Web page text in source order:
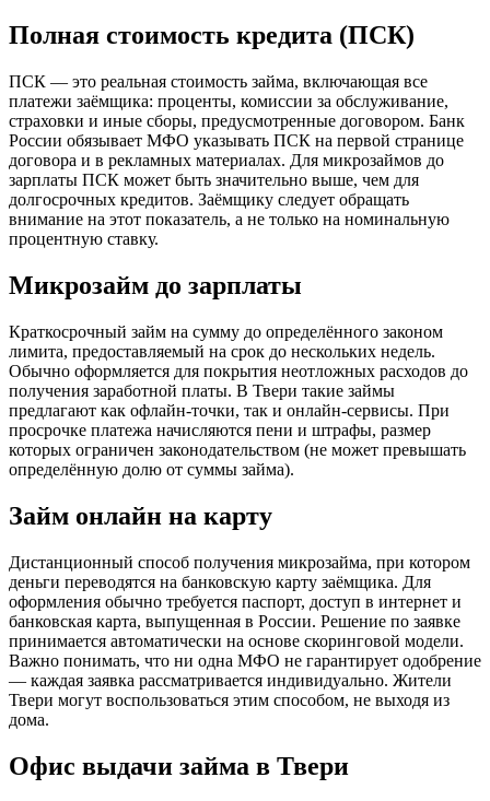
Полная стоимость кредита (ПСК)
ПСК — это реальная стоимость займа, включающая все
платежи заёмщика: проценты, комиссии за обслуживание,
страховки и иные сборы, предусмотренные договором. Банк
России обязывает МФО указывать ПСК на первой странице
договора и в рекламных материалах. Для микрозаймов до
зарплаты ПСК может быть значительно выше, чем для
долгосрочных кредитов. Заёмщику следует обращать
внимание на этот показатель, а не только на номинальную
процентную ставку.
Микрозайм до зарплаты
Краткосрочный займ на сумму до определённого законом
лимита, предоставляемый на срок до нескольких недель.
Обычно оформляется для покрытия неотложных расходов до
получения заработной платы. В Твери такие займы
предлагают как офлайн-точки, так и онлайн-сервисы. При
просрочке платежа начисляются пени и штрафы, размер
которых ограничен законодательством (не может превышать
определённую долю от суммы займа).
Займ онлайн на карту
Дистанционный способ получения микрозайма, при котором
деньги переводятся на банковскую карту заёмщика. Для
оформления обычно требуется паспорт, доступ в интернет и
банковская карта, выпущенная в России. Решение по заявке
принимается автоматически на основе скоринговой модели.
Важно понимать, что ни одна МФО не гарантирует одобрение
— каждая заявка рассматривается индивидуально. Жители
Твери могут воспользоваться этим способом, не выходя из
дома.
Офис выдачи займа в Твери